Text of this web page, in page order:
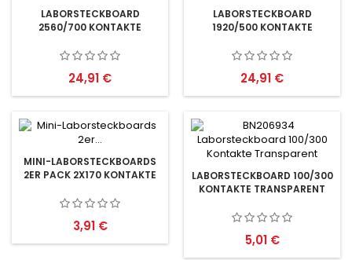
LABORSTECKBOARD
2560/700 KONTAKTE
Preis
24,91 €
LABORSTECKBOARD
1920/500 KONTAKTE
Preis
24,91 €
MINI-LABORSTECKBOARDS
2ER PACK 2X170 KONTAKTE
Preis
3,91 €
LABORSTECKBOARD 100/300
KONTAKTE TRANSPARENT
Preis
5,01 €